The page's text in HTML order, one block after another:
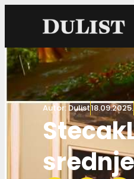
Autor:Dulist18.09.2025.